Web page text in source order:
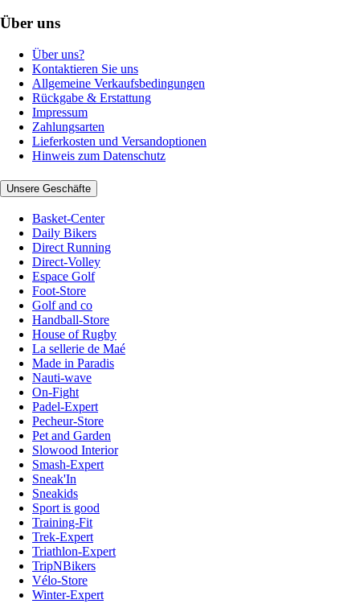
Über uns
Über uns?
Kontaktieren Sie uns
Allgemeine Verkaufsbedingungen
Rückgabe & Erstattung
Impressum
Zahlungsarten
Lieferkosten und Versandoptionen
Hinweis zum Datenschutz
Unsere Geschäfte
Basket-Center
Daily Bikers
Direct Running
Direct-Volley
Espace Golf
Foot-Store
Golf and co
Handball-Store
House of Rugby
La sellerie de Maé
Made in Paradis
Nauti-wave
On-Fight
Padel-Expert
Pecheur-Store
Pet and Garden
Slowood Interior
Smash-Expert
Sneak'In
Sneakids
Sport is good
Training-Fit
Trek-Expert
Triathlon-Expert
TripNBikers
Vélo-Store
Winter-Expert